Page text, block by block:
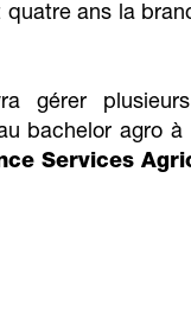
ans la
gérer
bachelor agro à
Services